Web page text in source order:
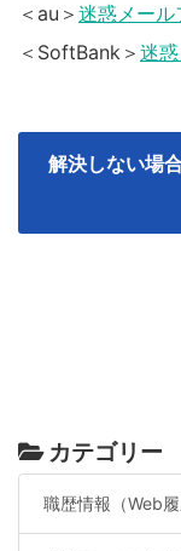
＜au＞ 迷惑メール
＜SoftBank＞ 迷
解決しない場
カテゴリー
職歴情報（Web